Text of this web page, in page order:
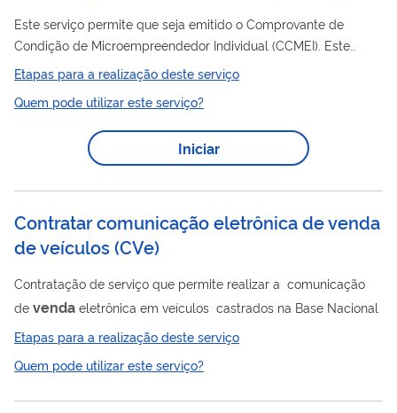
Este serviço permite que seja emitido o Comprovante de
Condição de Microempreendedor Individual (CCMEI). Este
documento certifica a condição atual do MEI. O CCMEI
comprova: - a inscrição do MEI no CNPJ e na Junta Comercial
do Estado, além da dispensa de alvará e licença de
Etapas para a realização deste serviço
Quem pode utilizar este serviço?
Iniciar
Contratar comunicação eletrônica de venda
de veículos (CVe)
Contratação de serviço que permite realizar a comunicação
de venda eletrônica em veículos castrados na Base Nacional
Etapas para a realização deste serviço
Quem pode utilizar este serviço?